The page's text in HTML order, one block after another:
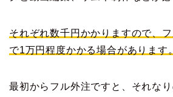
それぞれ数千円かかりますので、
で1万円程度かかる場合があります。
最初からフル外注ですと、それな